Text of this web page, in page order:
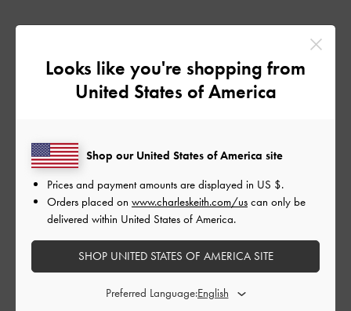
サイズ: その他（シューズ以外） カラー:
ブラック系
デザイン
品質
とてもよかった
このレビューは役に立ちましたか？
Looks like you're shopping from
United States of America
Shop our United States of America site
Prices and payment amounts are displayed in US $.
Orders placed on www.charleskeith.com/us can only be
delivered within United States of America.
SHOP UNITED STATES OF AMERICA SITE
Preferred Language: